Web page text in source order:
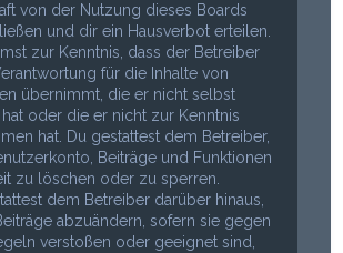
von der Nutzung dieses Boards
und dir ein Hausverbot erteilen.
zur Kenntnis, dass der Betreiber
für die Inhalte von
übernimmt, die er nicht selbst
oder die er nicht zur Kenntnis
hat. Du gestattest dem Betreiber,
Beiträge und Funktionen
zu löschen oder zu sperren.
dem Betreiber darüber hinaus,
abzuändern, sofern sie gegen
verstoßen oder geeignet sind,